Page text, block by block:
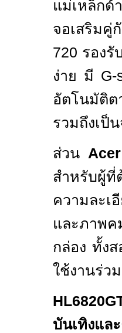
แม่เหล็กด้
จอเสริม
720 รอง
ง่าย มี G-
อัตโนมัติต
รวมถึงเป็
ส่วน
สำหรับผู้
ความละเ
และภาพ
กล่อง ทั้ง
ใช้งานร่ว
บันเทิงแล